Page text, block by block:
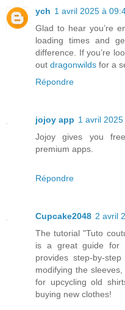
ych 1 avril 2025 à
Glad to hear you’re
loading times and
difference. If you’re
out dragonwilds for a
Répondre
jojoy app 1 avril
Jojoy gives you
premium apps.
Répondre
Cupcake2048 2 avril
The tutorial "Tuto
is a great guide for
provides step-by-
modifying the
for upcycling old
buying new clothes!